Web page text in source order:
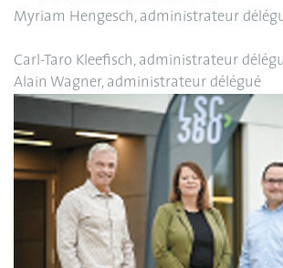
Myriam Hengesch, administrateur
Carl-Taro Kleefisch, administrateur
Alain Wagner, administrateur délégué